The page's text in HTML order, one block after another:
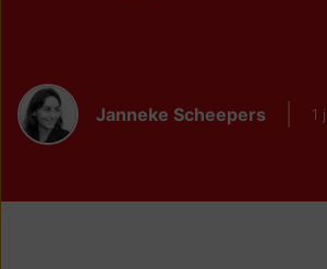
Janneke Scheepers 1